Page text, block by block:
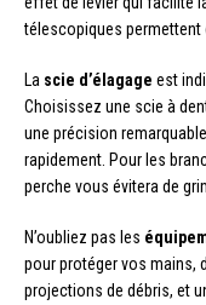
télescopiques permettent
La scie d’élagage est
Choisissez une scie à
une précision
rapidement. Pour les
perche vous évitera de
N’oubliez pas les
pour protéger vos mains,
projections de débris, et